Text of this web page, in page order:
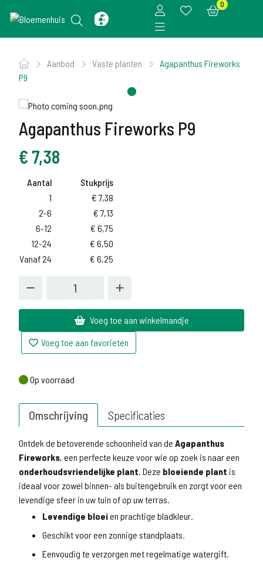
0
Aanbod Vaste planten
Agapanthus Fireworks
P9
Agapanthus Fireworks P9
€ 7,38
Aantal
Stukprijs
1
€ 7,38
2-6
€ 7,13
6-12
€ 6,75
12-24
€ 6,50
Vanaf 24
€ 6,25
Voeg toe aan winkelmandje
Voeg toe aan favorieten
Op voorraad
Op voorraad
Omschrijving Specificaties
Ontdek de betoverende schoonheid van de Agapanthus
Fireworks, een perfecte keuze voor wie op zoek is naar een
onderhoudsvriendelijke plant. Deze bloeiende plant is
ideaal voor zowel binnen- als buitengebruik en zorgt voor een
levendige sfeer in uw tuin of op uw terras.
Levendige bloeien prachtige bladkleur.
Geschikt voor een zonnige standplaats.
Eenvoudig te verzorgen met regelmatige watergift.